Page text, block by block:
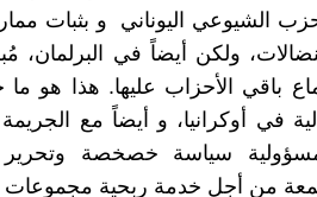
الحزب الشيوعي اليوناني و بثبات
ولكن أيضاً في البرلمان،
باقي اﻷحزاب عليها. هذا هو ما
في أوكرانيا، و أيضاً مع
سياسة خصخصة وتحرير
من أجل خدمة ربحية مجموعات